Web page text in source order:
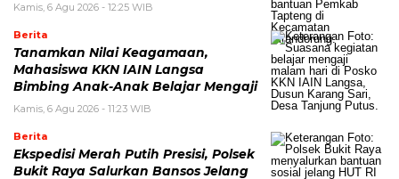
Kamis, 6 Agu 2026 - 12:25 WIB
Berita
Tanamkan Nilai Keagamaan,
Mahasiswa KKN IAIN Langsa
Bimbing Anak-Anak Belajar Mengaji
Kamis, 6 Agu 2026 - 11:23 WIB
Berita
Ekspedisi Merah Putih Presisi, Polsek
Bukit Raya Salurkan Bansos Jelang